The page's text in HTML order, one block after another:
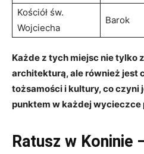
Kościół⁣ św.⁢
Wojciecha
Barok
Każde z tych ⁢miejsc nie tylko
architekturą, ale również jest
tożsamości i​ kultury, co czyni
punktem w każdej ⁢wycieczce
Ratusz w ⁣Koninie